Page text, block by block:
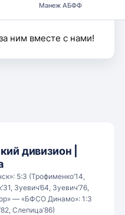
Манеж АБФФ
ним вместе с нами!
дивизион |
5:3 (Трофименко’14,
Зуевич’64, Зуевич’76,
— «БФСО Динамо»: 1:3
Слепица’86)